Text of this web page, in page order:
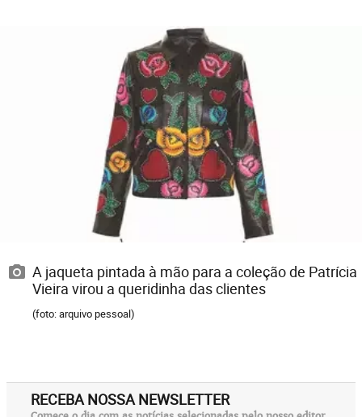
A jaqueta pintada à mão para a coleção de Patrícia
Vieira virou a queridinha das clientes
(foto: arquivo pessoal)
RECEBA NOSSA NEWSLETTER